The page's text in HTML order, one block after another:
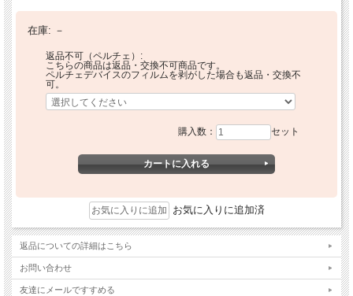
在庫: －
返品不可（ペルチェ）:
こちらの商品は返品・交換不可商品です。
ペルチェデバイスのフィルムを剥がした場合も返品・交換不
可。
購入数： セット
お気に入りに追加済
返品についての詳細はこちら
お問い合わせ
友達にメールですすめる